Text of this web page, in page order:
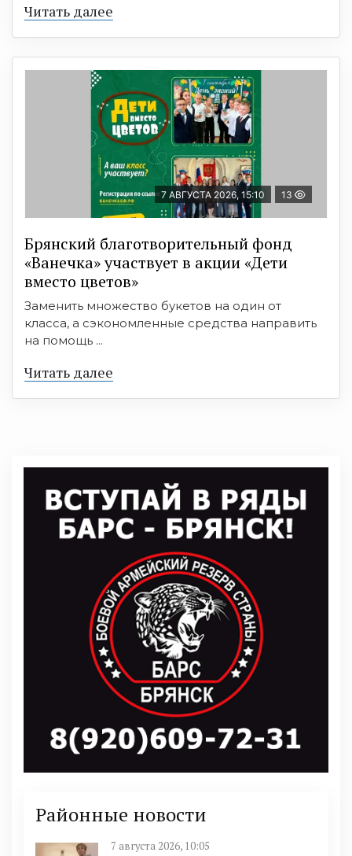
Читать далее
7 АВГУСТА 2026, 15:10 13
Брянский благотворительный фонд
«Ванечка» участвует в акции «Дети
вместо цветов»
Заменить множество букетов на один от
класса, а сэкономленные средства направить
на помощь ...
Читать далее
Районные новости
7 августа 2026, 10:05